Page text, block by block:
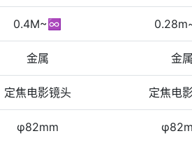
0.4M~♾️
金属 金
定焦电影镜头 定焦电
φ82mm